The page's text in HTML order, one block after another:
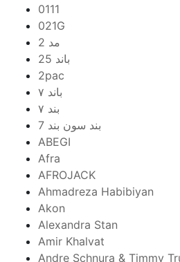
0111
021G
2 مد
25 باند
2pac
۷ باند
۷ بند
7 بند سون بند
ABEGI
Afra
AFROJACK
Ahmadreza Habibiyan
Akon
Alexandra Stan
Amir Khalvat
Andre Schnura & Timmy